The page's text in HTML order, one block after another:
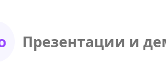
Презентации и